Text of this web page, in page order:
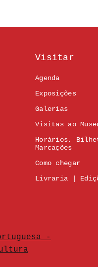
Visitar
Agenda
Exposições
Galerias
Visitas ao
Horários,
Marcações
Como chegar
Livraria |